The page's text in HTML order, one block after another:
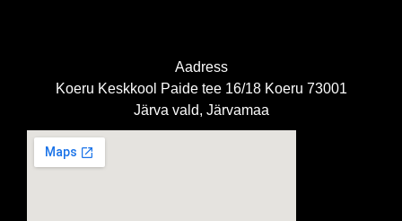
Aadress
Koeru Keskkool Paide tee 16/18 Koeru 73001
Järva vald, Järvamaa